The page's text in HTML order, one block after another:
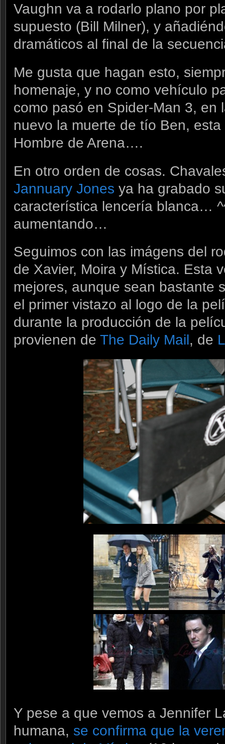
Vaughn va a rodarlo plano por
supuesto (Bill Milner), y
dramáticos al final de la
Me gusta que hagan esto,
homenaje, y no como vehículo
como pasó en Spider-Man 3, en
nuevo la muerte de tío Ben,
Hombre de Arena….
En otro orden de cosas.
Jannuary Jones ya ha grabado
característica lencería blanca…
aumentando…
Seguimos con las imágens del
de Xavier, Moira y Mística. Esta
mejores, aunque sean bastante
el primer vistazo al logo de la
durante la producción de la
provienen de The Daily Mail , de
Y pese a que vemos a Jennifer
humana, se confirma que la